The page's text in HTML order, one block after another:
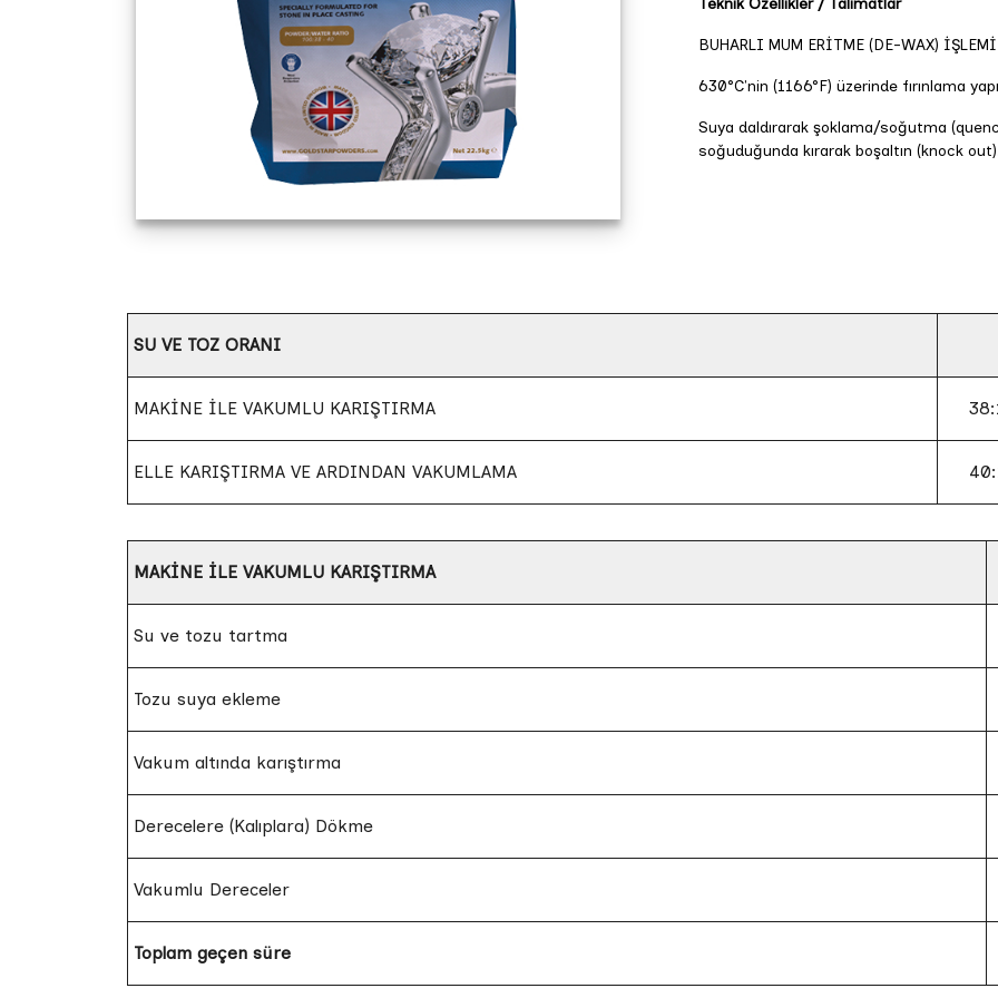
Teknik Özellikler / Talimatlar
BUHARLI MUM ERİTME (DE-WAX) İŞLEMİ
630°C'nin (1166°F) üzerinde fırınlama
Suya daldırarak şoklama/soğutma
soğuduğunda kırarak boşaltın (knock
SU VE TOZ ORANI
MAKİNE İLE VAKUMLU KARIŞTIRMA
ELLE KARIŞTIRMA VE ARDINDAN VAKUMLAMA
MAKİNE İLE VAKUMLU KARIŞTIRMA
Su ve tozu tartma
Tozu suya ekleme
Vakum altında karıştırma
Derecelere (Kalıplara) Dökme
Vakumlu Dereceler
Toplam geçen süre